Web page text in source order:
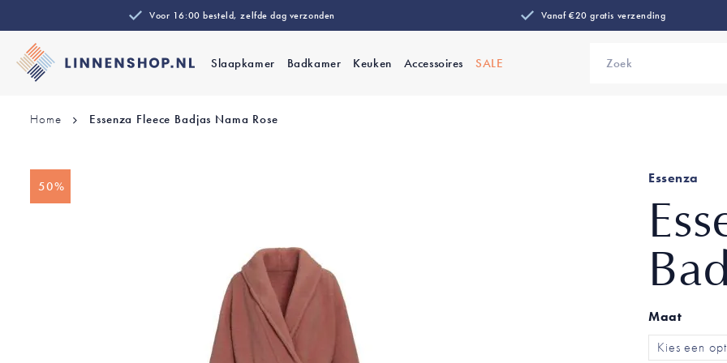
Voor 16:00 besteld, zelfde dag verzonden Vanaf €20 gratis verzending
Slaapkamer Badkamer Keuken Accessoires SALE
Zoek
Home Essenza Fleece Badjas Nama Rose
naar
50% Essenza
Maat